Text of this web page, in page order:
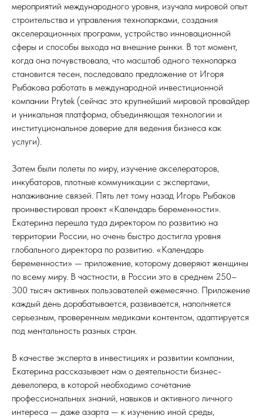
мероприятий международного уровня, изучала мировой опыт
строительства и управления технопарками, создания
акселерационных программ, устройство инновационной
сферы и способы выхода на внешние рынки. В тот момент,
когда она почувствовала, что масштаб одного технопарка
становится тесен, последовало предложение от Игоря
Рыбакова работать в международной инвестиционной
компании Prytek (сейчас это крупнейший мировой провайдер
и уникальная платформа, объединяющая технологии и
институциональное доверие для ведения бизнеса как
услуги).
Затем были полеты по миру, изучение акселераторов,
инкубаторов, плотные коммуникации с экспертами,
налаживание связей. Пять лет тому назад Игорь Рыбаков
проинвестировал проект «Календарь беременности».
Екатерина перешла туда директором по развитию на
территории России, но очень быстро достигла уровня
глобального директора по развитию. «Календарь
беременности» — приложение, которому доверяют женщины
по всему миру. В частности, в России это в среднем 250–
300 тысяч активных пользователей ежемесячно. Приложение
каждый день дорабатывается, развивается, наполняется
серьезным, проверенным медиками контентом, адаптируется
под ментальность разных стран.
В качестве эксперта в инвестициях и развитии компании,
Екатерина рассказывает нам о деятельности бизнес-
девелопера, в которой необходимо сочетание
профессиональных знаний, навыков и активного личного
интереса — даже азарта — к изучению иной среды,